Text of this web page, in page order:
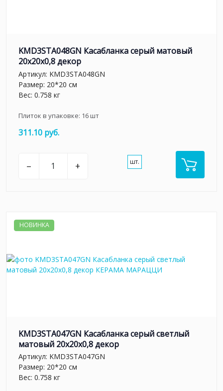
KMD3STA048GN Касабланка серый матовый
20x20x0,8 декор
Артикул: KMD3STA048GN
Размер: 20*20 см
Вес: 0.758 кг
Плиток в упаковке: 16шт
311.10 руб.
– + шт.
НОВИНКА
KMD3STA047GN Касабланка серый светлый
матовый 20x20x0,8 декор
Артикул: KMD3STA047GN
Размер: 20*20 см
Вес: 0.758 кг